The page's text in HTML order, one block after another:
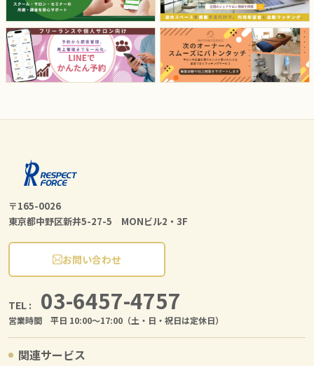
〒165-0026
東京都中野区新井5-27-5 MONビル2・3F
お問い合わせ
TEL : 03-6457-4757
営業時間 平日 10:00〜17:00（土・日・祝日は定休日）
関連サービス